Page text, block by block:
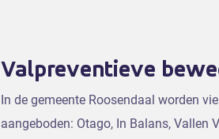
Valpreventieve
In de gemeente Roosendaal worden
aangeboden: Otago, In Balans, Vallen